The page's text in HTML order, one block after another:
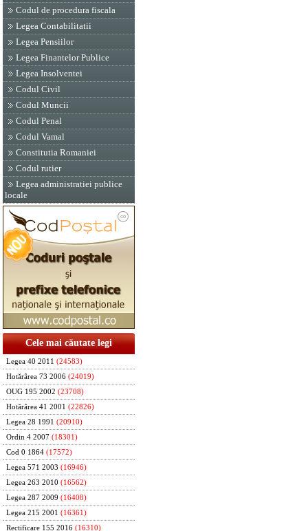
Codul de procedura fiscala
Legea Contabilitatii
Legea Pensiilor
Legea Finantelor Publice
Legea Insolventei
Codul Civil
Codul Muncii
Codul Penal
Codul Vamal
Constitutia Romaniei
Codul rutier
Legea administratiei publice
locale
Cele mai căutate legi
Legea 40 2011 (24583)
Hotărârea 73 2006 (24019)
OUG 195 2002 (23708)
Hotărârea 41 2001 (22826)
Legea 28 1991 (20910)
Ordin 4 2007 (18301)
Cod 0 1864 (17572)
Legea 571 2003 (16946)
Legea 263 2010 (16562)
Legea 287 2009 (16408)
Legea 215 2001 (16361)
Rectificare 155 2016 (16310)